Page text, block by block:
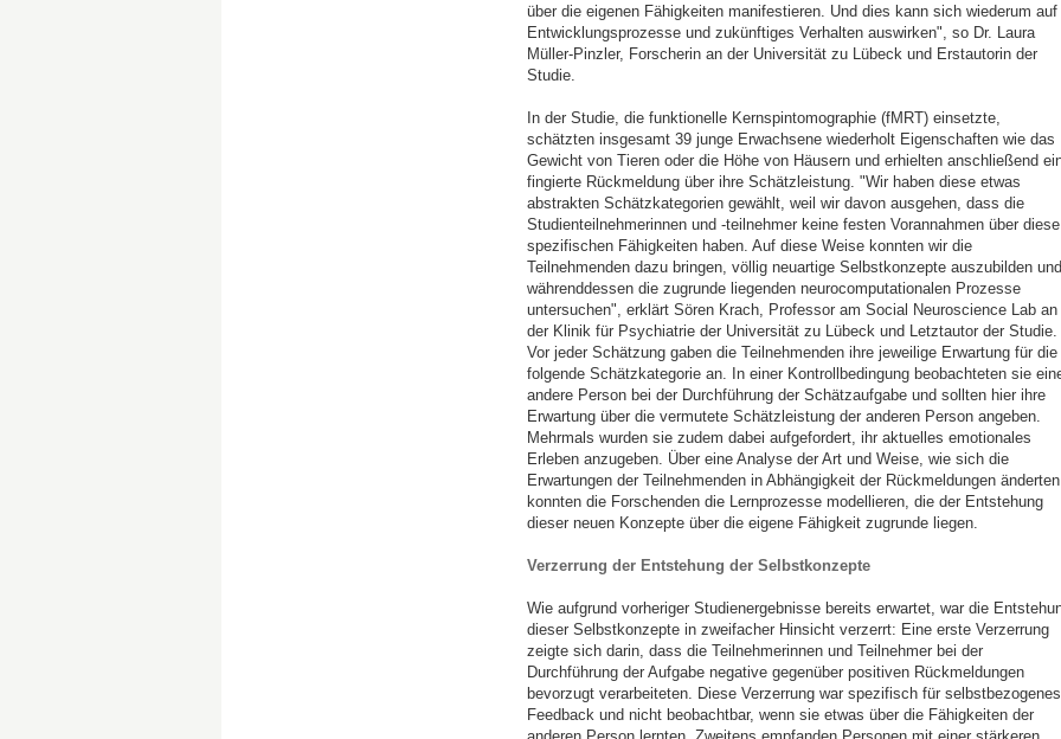
über die eigenen Fähigkeiten manifestieren. Und dies kann sich wiederum auf
Entwicklungsprozesse und zukünftiges Verhalten auswirken", so Dr. Laura
Müller-Pinzler, Forscherin an der Universität zu Lübeck und Erstautorin der
Studie.
In der Studie, die funktionelle Kernspintomographie (fMRT) einsetzte,
schätzten insgesamt 39 junge Erwachsene wiederholt Eigenschaften wie das
Gewicht von Tieren oder die Höhe von Häusern und erhielten anschließend
fingierte Rückmeldung über ihre Schätzleistung. "Wir haben diese etwas
abstrakten Schätzkategorien gewählt, weil wir davon ausgehen, dass die
Studienteilnehmerinnen und -teilnehmer keine festen Vorannahmen über diese
spezifischen Fähigkeiten haben. Auf diese Weise konnten wir die
Teilnehmenden dazu bringen, völlig neuartige Selbstkonzepte auszubilden und
währenddessen die zugrunde liegenden neurocomputationalen Prozesse
untersuchen", erklärt Sören Krach, Professor am Social Neuroscience Lab an
der Klinik für Psychiatrie der Universität zu Lübeck und Letztautor der Studie.
Vor jeder Schätzung gaben die Teilnehmenden ihre jeweilige Erwartung für die
folgende Schätzkategorie an. In einer Kontrollbedingung beobachteten sie
andere Person bei der Durchführung der Schätzaufgabe und sollten hier ihre
Erwartung über die vermutete Schätzleistung der anderen Person angeben.
Mehrmals wurden sie zudem dabei aufgefordert, ihr aktuelles emotionales
Erleben anzugeben. Über eine Analyse der Art und Weise, wie sich die
Erwartungen der Teilnehmenden in Abhängigkeit der Rückmeldungen
konnten die Forschenden die Lernprozesse modellieren, die der Entstehung
dieser neuen Konzepte über die eigene Fähigkeit zugrunde liegen.
Verzerrung der Entstehung der Selbstkonzepte
Wie aufgrund vorheriger Studienergebnisse bereits erwartet, war die
dieser Selbstkonzepte in zweifacher Hinsicht verzerrt: Eine erste Verzerrung
zeigte sich darin, dass die Teilnehmerinnen und Teilnehmer bei der
Durchführung der Aufgabe negative gegenüber positiven Rückmeldungen
bevorzugt verarbeiteten. Diese Verzerrung war spezifisch für selbstbezogenes
Feedback und nicht beobachtbar, wenn sie etwas über die Fähigkeiten der